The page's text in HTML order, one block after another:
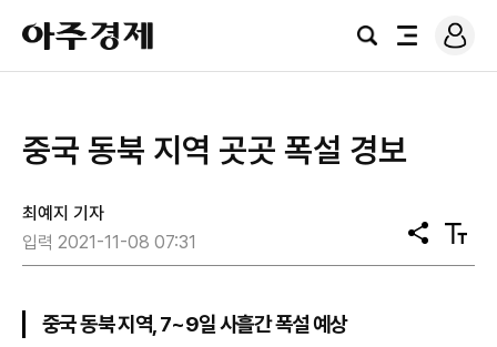
아
주
경
검
전
로
그
중국 동북 지역 곳곳 폭설 경보
최예지 기자
입력 2021-11-08 07:31
공
유
텍
스
중국 동북 지역, 7~9일 사흘간 폭설 예상